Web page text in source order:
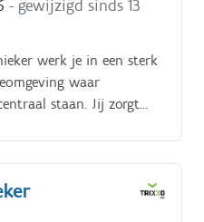
- gewijzigd sinds 13
werk je in een sterk
waar
staan. Jij zorgt
opgelost worden Wat ga
herstellingen en
en randapparatuur